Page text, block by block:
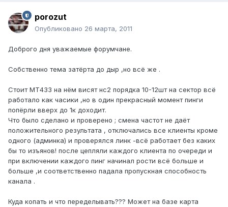
porozut
Опубликовано 26 марта, 2011
Доброго дня уважаемые форумчане.
Собственно тема затёрта до дыр ,но всё же .
Стоит МТ433 на нём висят нс2 порядка 10-12шт на сектор всё
работало как часики ,но в один прекрасный момент пинги
попёрли вверх до 1к доходит.
Что было сделано и проверено ; смена частот не даёт
положительного результата , отключались все клиенты кроме
одного (админка) и проверялся линк -всё работает без каких
бы то изъянов! после цепляли каждого клиента по очереди и
при включении каждого пинг начинал рости всё больше и
больше ,и соответственно падала пропускная способность
канала .
Куда копать и что переделывать??? Может на базе карта